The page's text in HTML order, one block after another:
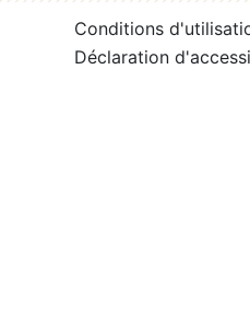
Conditions
Déclaration